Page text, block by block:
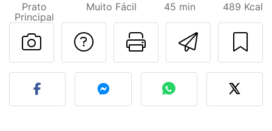
Prato
Principal
Muito Fácil 45 min 489 Kcal
Imprima
Falar com o autor
Fez esta receita?